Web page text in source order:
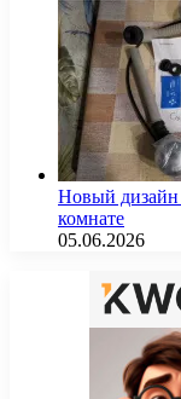
Новый дизайн
комнате
05.06.2026